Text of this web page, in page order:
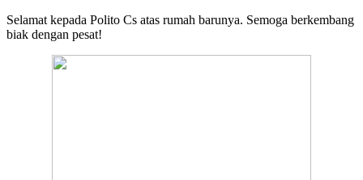
Selamat kepada Polito Cs atas rumah barunya. Semoga berkembang
biak dengan pesat!